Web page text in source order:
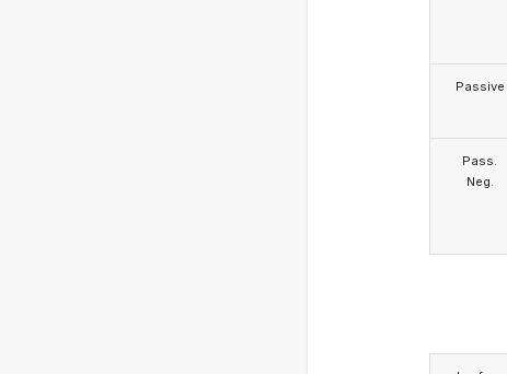
Passive
Pass.
Neg.